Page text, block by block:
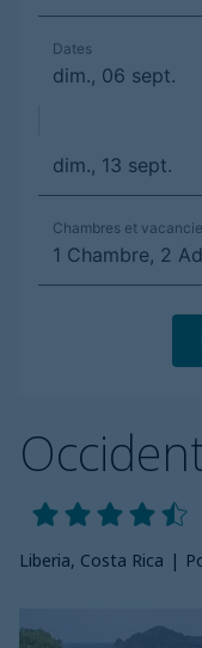
Liberia, Costa Rica |